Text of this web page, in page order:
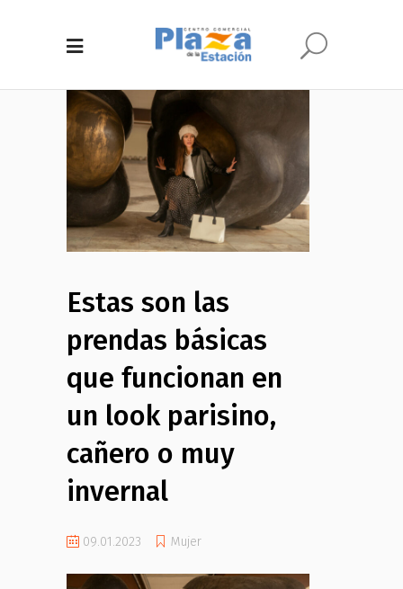
Estas son las
prendas básicas
que funcionan en
un look parisino,
cañero o muy
invernal
09.01.2023 Mujer